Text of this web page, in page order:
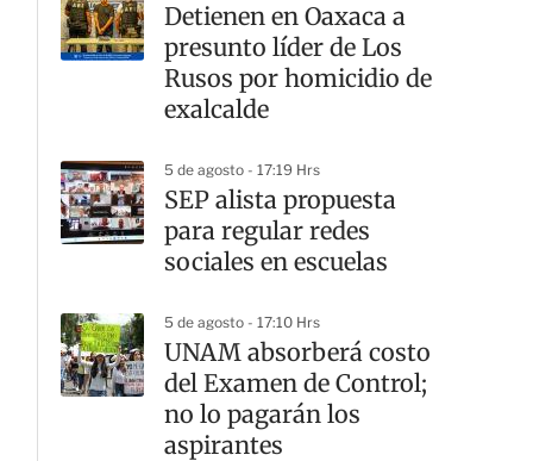
Detienen en Oaxaca a
presunto líder de Los
Rusos por homicidio de
exalcalde
5 de agosto - 17:19 Hrs
SEP alista propuesta
para regular redes
sociales en escuelas
5 de agosto - 17:10 Hrs
UNAM absorberá costo
del Examen de Control;
no lo pagarán los
aspirantes